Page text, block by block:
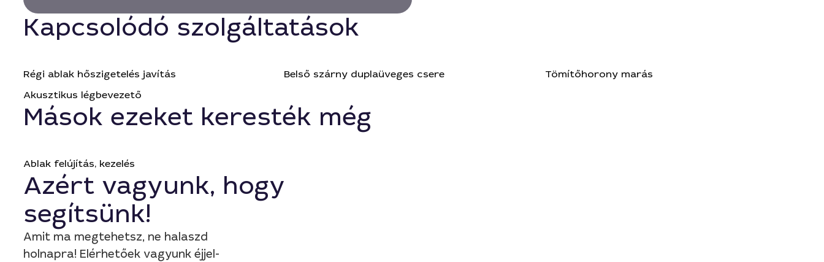
Kapcsolódó szolgáltatások
Régi ablak hőszigetelés javítás Belső szárny duplaüveges csere
Tömítőhorony marás
Akusztikus légbevezető
Mások ezeket keresték még
Ablak felújítás, kezelés
Azért vagyunk, hogy
segítsünk!
Amit ma megtehetsz, ne halaszd
holnapra! Elérhetőek vagyunk éjjel-